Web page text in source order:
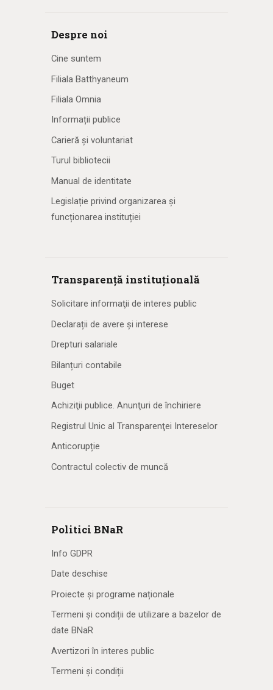
Despre noi
Cine suntem
Filiala Batthyaneum
Filiala Omnia
Informații publice
Carieră și voluntariat
Turul bibliotecii
Manual de identitate
Legislație privind organizarea și
funcționarea instituției
Transparență instituțională
Solicitare informaţii de interes public
Declarații de avere și interese
Drepturi salariale
Bilanțuri contabile
Buget
Achiziţii publice. Anunţuri de închiriere
Registrul Unic al Transparenţei Intereselor
Anticorupție
Contractul colectiv de muncă
Politici BNaR
Info GDPR
Date deschise
Proiecte și programe naționale
Termeni și condiții de utilizare a bazelor de
date BNaR
Avertizori în interes public
Termeni și condiții